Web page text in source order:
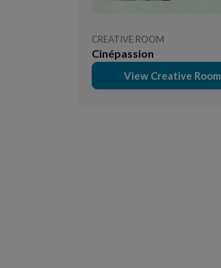
CREATIVE ROOM
Cinépassion
View Creative Room